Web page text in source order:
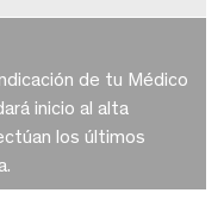
de tu Médico
inicio al alta
los últimos